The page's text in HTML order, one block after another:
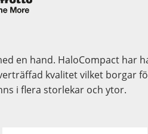
en hand. HaloCompact har
kvalitet vilket borgar
i flera storlekar och ytor.